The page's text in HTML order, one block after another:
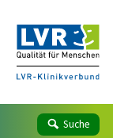
Suche